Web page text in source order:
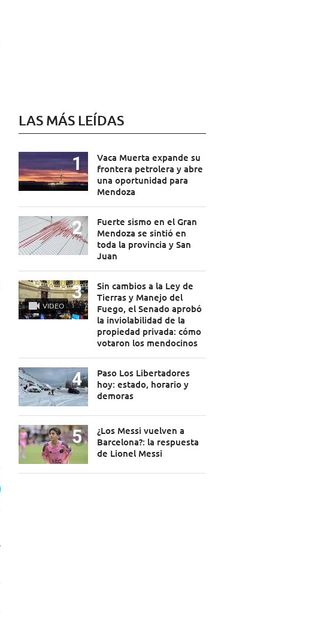
LAS MÁS LEÍDAS
Vaca Muerta expande su
frontera petrolera y abre
una oportunidad para
Mendoza
Fuerte sismo en el Gran
Mendoza se sintió en
toda la provincia y San
Juan
VIDEO
Sin cambios a la Ley de
Tierras y Manejo del
Fuego, el Senado aprobó
la inviolabilidad de la
propiedad privada: cómo
votaron los mendocinos
Paso Los Libertadores
hoy: estado, horario y
demoras
¿Los Messi vuelven a
Barcelona?: la respuesta
de Lionel Messi